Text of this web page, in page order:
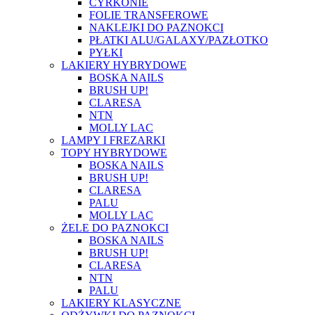
FOLIE TRANSFEROWE
NAKLEJKI DO PAZNOKCI
PŁATKI ALU/GALAXY/PAZŁOTKO
PYŁKI
LAKIERY HYBRYDOWE
BOSKA NAILS
BRUSH UP!
CLARESA
NTN
MOLLY LAC
LAMPY I FREZARKI
TOPY HYBRYDOWE
BOSKA NAILS
BRUSH UP!
CLARESA
PALU
MOLLY LAC
ŻELE DO PAZNOKCI
BOSKA NAILS
BRUSH UP!
CLARESA
NTN
PALU
LAKIERY KLASYCZNE